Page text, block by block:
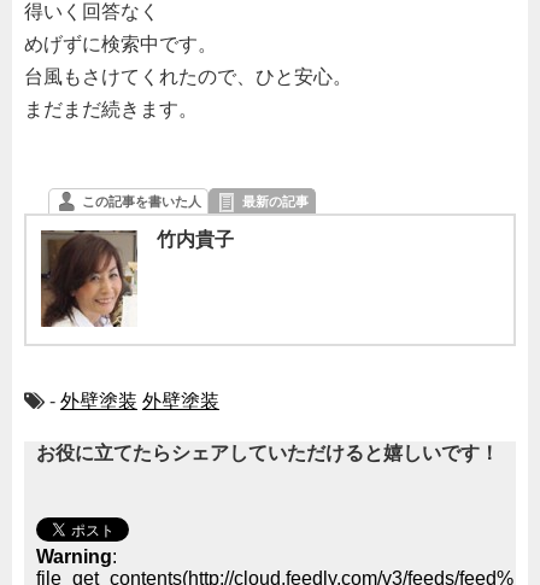
得いく回答なく
めげずに検索中です。
台風もさけてくれたので、ひと安心。
まだまだ続きます。
この記事を書いた人 最新の記事
竹内貴子
- 外壁塗装 外壁塗装
お役に立てたらシェアしていただけると嬉しいです！
Warning:
file_get_contents(http://cloud.feedly.com/v3/feeds/feed%